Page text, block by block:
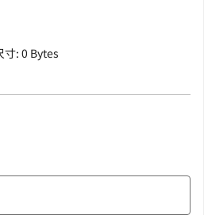
寸: 0 Bytes